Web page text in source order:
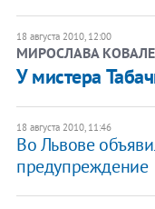
18 августа 2010, 12:00
МИРОСЛАВА
​У мистера
18 августа 2010, 11:46
Во Львове
предупреждение